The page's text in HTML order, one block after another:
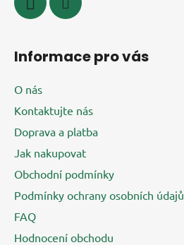
Informace pro vás
O nás
Kontaktujte nás
Doprava a platba
Jak nakupovat
Obchodní podmínky
Podmínky ochrany osobních údajů
FAQ
Hodnocení obchodu